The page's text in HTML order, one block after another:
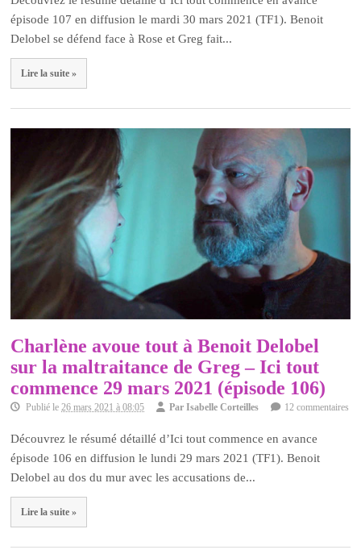
épisode 107 en diffusion le mardi 30 mars 2021 (TF1). Benoit
Delobel se défend face à Rose et Greg fait...
Lire la suite »
Charlène avoue tout à Benoit Delobel
sur la maltraitance de Greg – Ici tout
commence 29 mars 2021 (épisode 106)
Publié le26 mars 2021 à 08:05 ParIsabelle Corteilles 12 commentaires
Découvrez le résumé détaillé d’Ici tout commence en avance
épisode 106 en diffusion le lundi 29 mars 2021 (TF1). Benoit
Delobel au dos du mur avec les accusations de...
Lire la suite »